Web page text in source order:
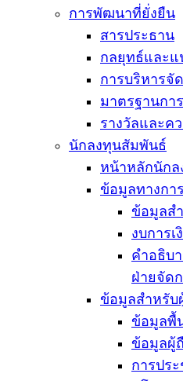
การพัฒนาที่ยั่งยืน
สารประธาน
กลยุทธ์และแ
การบริหารจั
มาตรฐานกา
รางวัลและค
นักลงทุนสัมพันธ์
หน้าหลักนัก
ข้อมูลทางกา
ข้อมูลส
งบการเ
คำอธิบ
ฝ่ายจัด
ข้อมูลสำหรับ
ข้อมูลพื้
ข้อมูลผู้
การปร